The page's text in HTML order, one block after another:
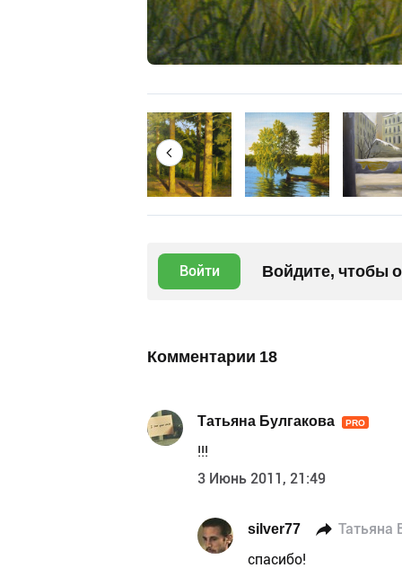
Войти Войдите, чтобы
Комментарии 18
Татьяна Булгакова PRO
!!!
3 Июнь 2011, 21:49
silver77 Татьяна
спасибо!